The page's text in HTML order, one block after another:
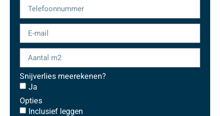
Snijverlies meerekenen?
Ja
Opties
Inclusief leggen